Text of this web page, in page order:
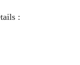
: